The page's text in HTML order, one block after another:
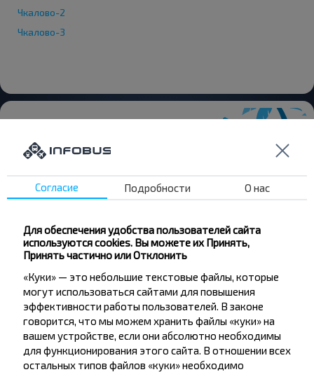
Чкалово-2
Чкалово-3
Хотите
путешествовать
дешевле?
Не пропусти специальные акции, скидки и
другие интересные предложения INFOBUS.
Подпишись на получение новостей и
путешествуй с нами дешевле!
Согласие Подробности О нас
Для обеспечения удобства пользователей сайта
используются cookies. Вы можете их Принять,
Принять частично или Отклонить
«Куки» — это небольшие текстовые файлы, которые
могут использоваться сайтами для повышения
эффективности работы пользователей. В законе
говорится, что мы можем хранить файлы «куки» на
вашем устройстве, если они абсолютно необходимы
для функционирования этого сайта. В отношении всех
остальных типов файлов «куки» необходимо